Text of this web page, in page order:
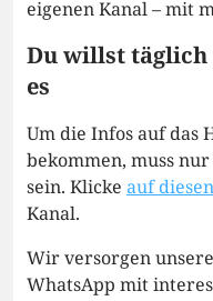
eigenen Kanal – mit
Du willst täglich
es
Um die Infos auf das
bekommen, muss
sein. Klicke auf
Kanal.
Wir versorgen
WhatsApp mit